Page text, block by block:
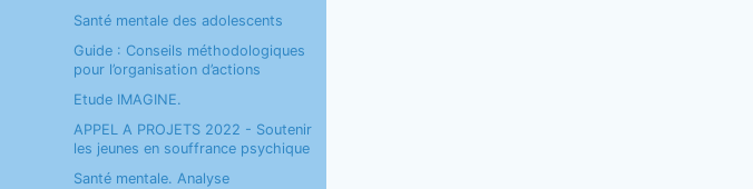
Santé mentale des adolescents
Guide : Conseils méthodologiques
pour l’organisation d’actions
Etude IMAGINE.
APPEL A PROJETS 2022 - Soutenir
les jeunes en souffrance psychique
Santé mentale. Analyse